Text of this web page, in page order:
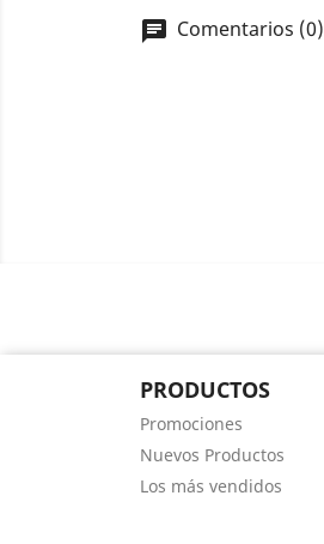
chat Comentarios (0)
PRODUCTOS
Promociones
Nuevos Productos
Los más vendidos